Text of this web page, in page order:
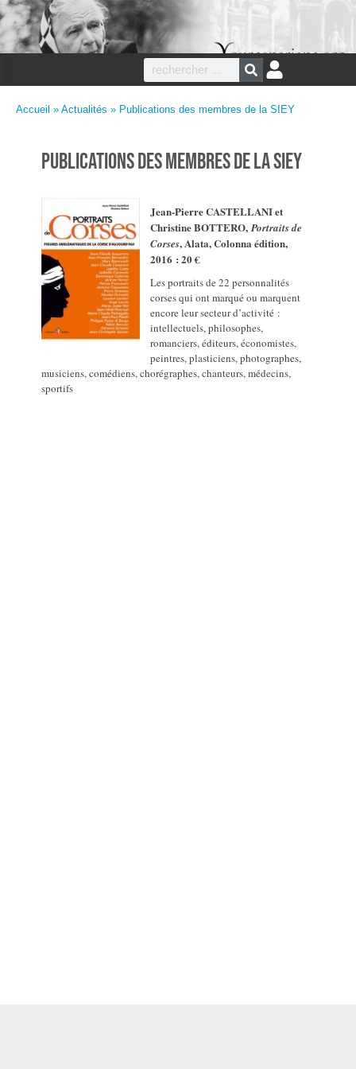
Accueil » Actualités » Publications des membres de la SIEY
Publications des membres de la SIEY
Jean-Pierre CASTELLANI et
Christine BOTTERO,Portraits de
Corses, Alata, Colonna édition,
2016 : 20 €
Les portraits de 22 personnalités
corses qui ont marqué ou marquent
encore leur secteur d’activité :
intellectuels, philosophes,
romanciers, éditeurs, économistes,
peintres, plasticiens, photographes,
musiciens, comédiens, chorégraphes, chanteurs, médecins,
sportifs